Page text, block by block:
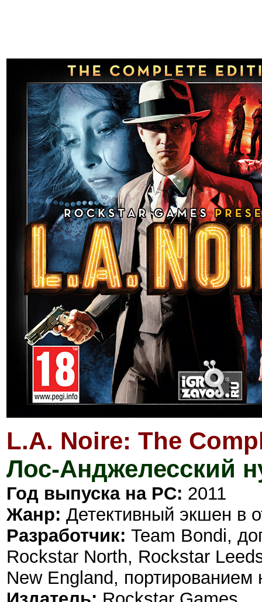
L.A. Noire: The
Лос-Анджелесский
Год выпуска на PC: 2011
Жанр: Детективный экшен в
Разработчик: Team Bondi,
Rockstar North, Rockstar
New England,